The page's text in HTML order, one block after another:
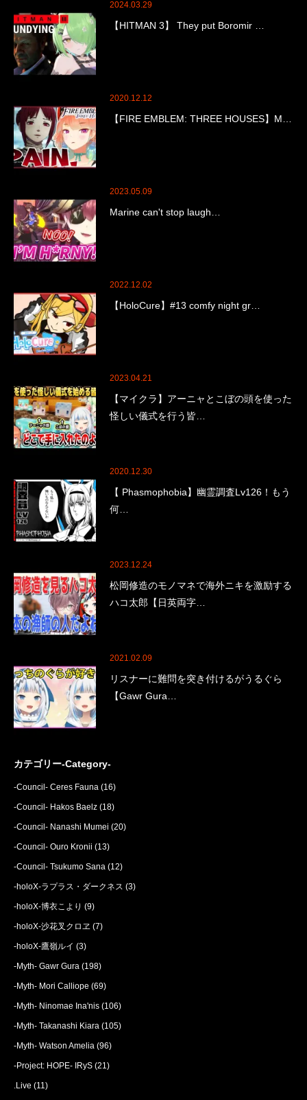
2024.03.29
【HITMAN 3】 They put Boromir …
2020.12.12
【FIRE EMBLEM: THREE HOUSES】M…
2023.05.09
Marine can't stop laugh…
2022.12.02
【HoloCure】#13 comfy night gr…
2023.04.21
【マイクラ】アーニャとこぼの頭を使った
怪しい儀式を行う皆…
2020.12.30
【 Phasmophobia】幽霊調査Lv126！もう
何…
2023.12.24
松岡修造のモノマネで海外ニキを激励する
ハコ太郎【日英両字…
2021.02.09
リスナーに難問を突き付けるがうるぐら
【Gawr Gura…
カテゴリー-Category-
-Council- Ceres Fauna (16)
-Council- Hakos Baelz (18)
-Council- Nanashi Mumei (20)
-Council- Ouro Kronii (13)
-Council- Tsukumo Sana (12)
-holoX-ラプラス・ダークネス (3)
-holoX-博衣こより (9)
-holoX-沙花叉クロヱ (7)
-holoX-鷹嶺ルイ (3)
-Myth- Gawr Gura (198)
-Myth- Mori Calliope (69)
-Myth- Ninomae Ina'nis (106)
-Myth- Takanashi Kiara (105)
-Myth- Watson Amelia (96)
-Project: HOPE- IRyS (21)
.Live (11)